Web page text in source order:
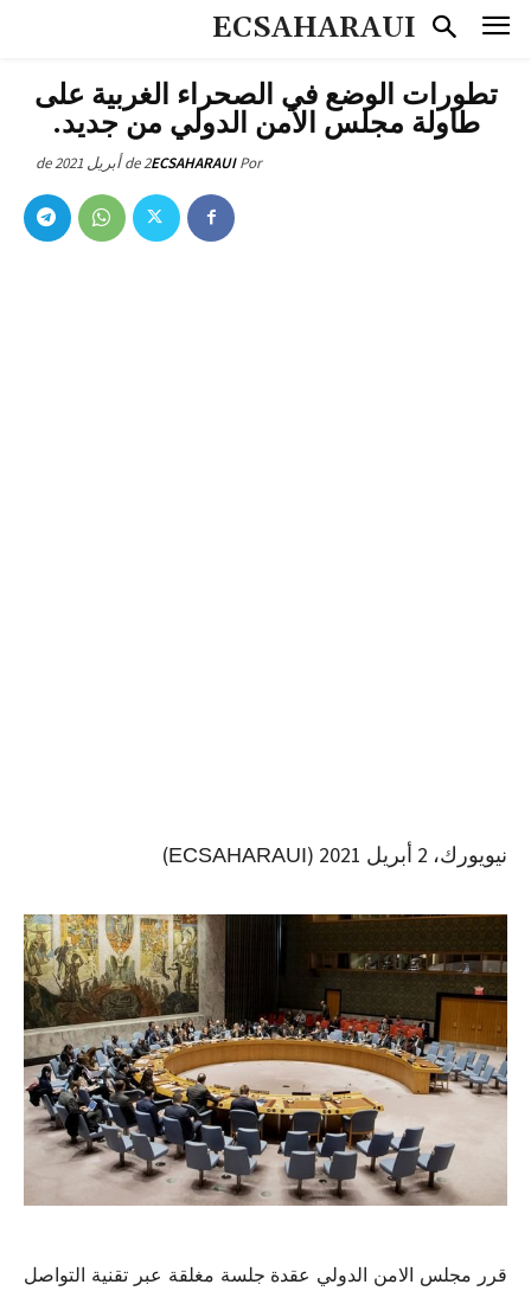
ECSAHARAUI
تطورات الوضع في الصحراء الغربية على
طاولة مجلس الأمن الدولي من جديد.
Por
ECSAHARAUI2 de أبريل de 2021
نيويورك، 2 أبريل 2021 ( ECSAHARAUI
)
قرر مجلس الامن الدولي عقدة جلسة مغلقة عبر تقنية التواصل